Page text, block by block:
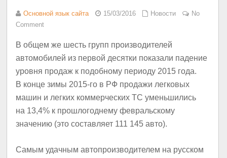
Основной язык сайта 15/03/2016 Новости
No
Comment
В общем же шесть групп производителей
автомобилей из первой десятки показали падение
уровня продаж к подобному периоду 2015 года.
В конце зимы 2015-го в РФ продажи легковых
машин и легких коммерческих ТС уменьшились
на 13,4% к прошлогоднему февральскому
значению (это составляет 111 145 авто).
Самым удачным автопроизводителем на русском